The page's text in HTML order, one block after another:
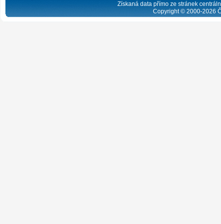
Získaná data přímo ze stránek
Copyright © 2000-2026